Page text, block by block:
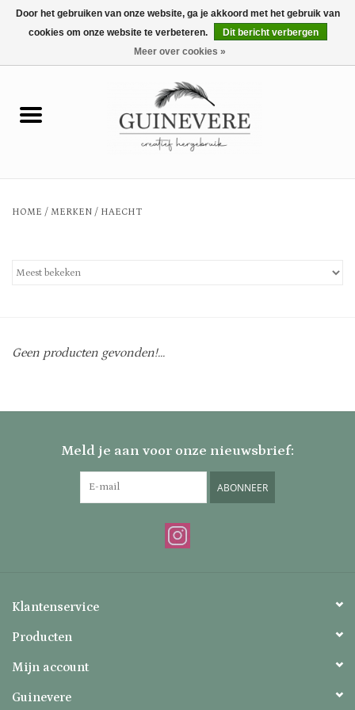
0 Artikelen - €0,00
Meubels
Tuin en buiten
Keuken
Uitverkocht
HOME / MERKEN / HAECHT
Geen producten gevonden!...
Meld je aan voor onze nieuwsbrief:
ABONNEER
Klantenservice
Producten
Mijn account
Guinevere
Door het gebruiken van onze website, ga je akkoord met het gebruik van
cookies om onze website te verbeteren.
Dit bericht verbergen
Meer over cookies »